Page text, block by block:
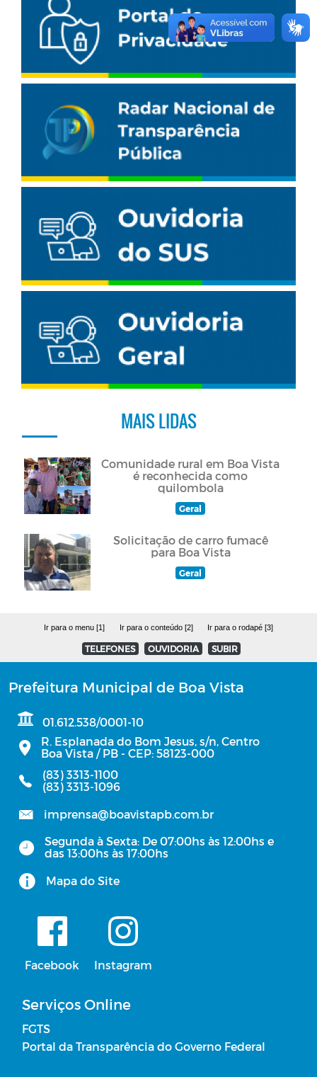
MAIS LIDAS
Comunidade rural em Boa Vista
é reconhecida como
quilombola
Geral
Solicitação de carro fumacê
para Boa Vista
Geral
Ir para o menu [1] Ir para o conteúdo [2] Ir para o rodapé [3]
TELEFONES OUVIDORIA SUBIR
Prefeitura Municipal de Boa Vista
01.612.538/0001-10
R. Esplanada do Bom Jesus, s/n, Centro
Boa Vista / PB - CEP: 58123-000
(83) 3313-1100
(83) 3313-1096
imprensa@boavistapb.com.br
Segunda à Sexta: De 07:00hs às 12:00hs e
das 13:00hs às 17:00hs
Mapa do Site
Facebook Instagram
Serviços Online
FGTS
Portal da Transparência do Governo Federal